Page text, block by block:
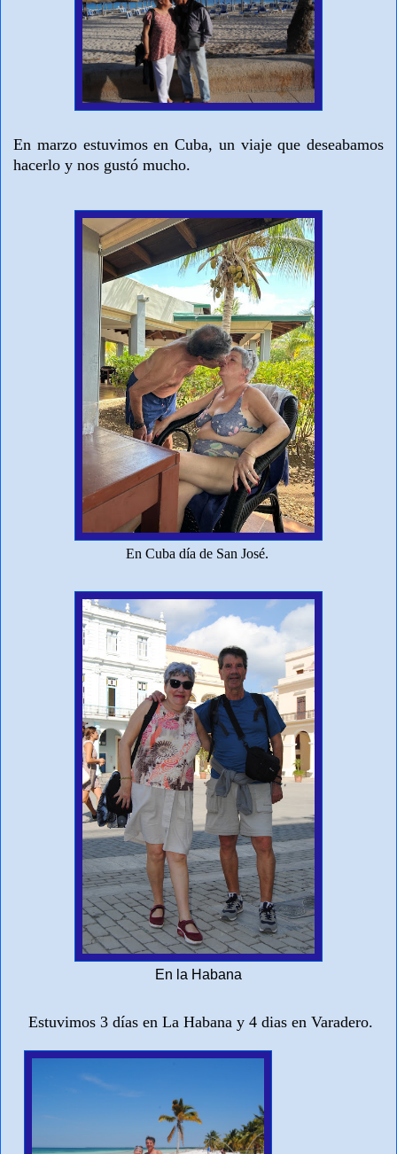
En marzo estuvimos en Cuba, un viaje que deseabamos
hacerlo y nos gustó mucho.
En Cuba día de San José.
En la Habana
Estuvimos 3 días en La Habana y 4 dias en Varadero.